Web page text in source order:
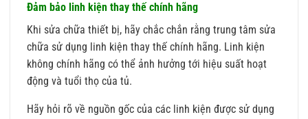
Đảm bảo linh kiện thay thế chính hãng
Khi sửa chữa thiết bị, hãy chắc chắn rằng trung tâm sửa
chữa sử dụng linh kiện thay thế chính hãng. Linh kiện
không chính hãng có thể ảnh hưởng tới hiệu suất hoạt
động và tuổi thọ của tủ.
Hãy hỏi rõ về nguồn gốc của các linh kiện được sử dụng